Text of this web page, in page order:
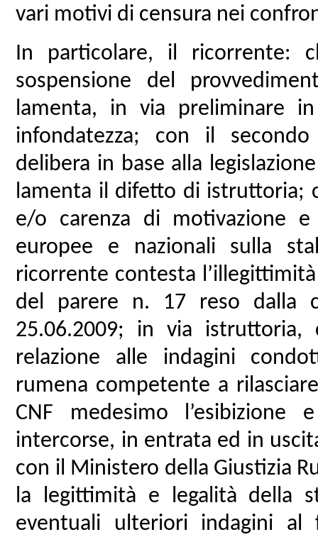
vari motivi di censura nei
In particolare, il ricorrente:
sospensione del
lamenta, in via preliminare
infondatezza; con il
delibera in base alla
lamenta il difetto di istruttoria;
e/o carenza di motivazione e
europee e nazionali sulla
ricorrente contesta
del parere n. 17 reso dalla
25.06.2009; in via istruttoria,
relazione alle indagini
rumena competente a
CNF medesimo l’esibizione
intercorse, in entrata ed in
con il Ministero della Giustizia
la legittimità e legalità della
eventuali ulteriori indagini al